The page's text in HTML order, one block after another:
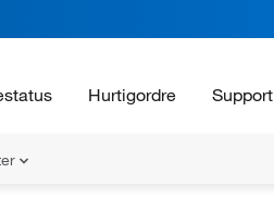
Hurtigordre Support